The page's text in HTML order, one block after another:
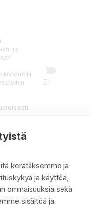
ja
arviointiin
Ei
päivänä · Maksuton
kerätäksemme ja
ja käyttöä,
ominaisuuksia sekä
sisältöä ja